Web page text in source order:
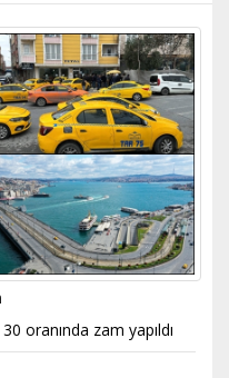
oranında zam yapıldı